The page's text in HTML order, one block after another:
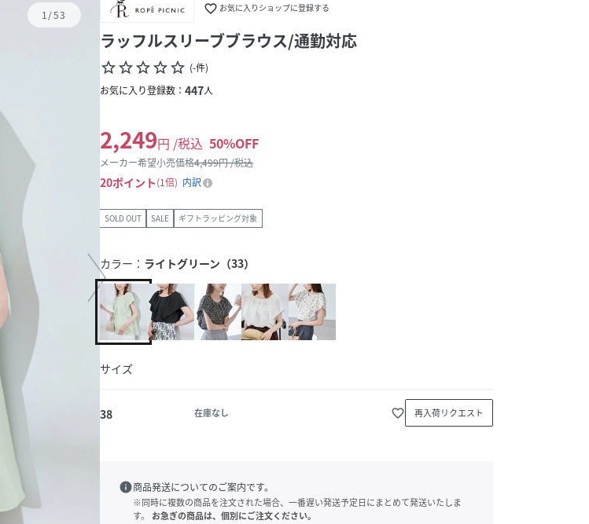
1/53 favorite_border お気に入りショップに登録する
ラッフルスリーブブラウス/通勤対応
star_borderstar_borderstar_borderstar_borderstar_border (-件)
お気に入り登録数： 447人
2,249円 /税込 50%OFF
メーカー希望小売価格4,499円 /税込
20ポイント 1倍 内訳
SOLD OUT SALE ギフトラッピング対象
カラー： ライトグリーン（33）
サイズ
38 在庫なし favorite_border 再入荷リクエスト
info商品発送についてのご案内です。
※同時に複数の商品を注文された場合、一番遅い発送予定日にまとめて発送いたしま
す。
お急ぎの商品は、個別にご注文ください。